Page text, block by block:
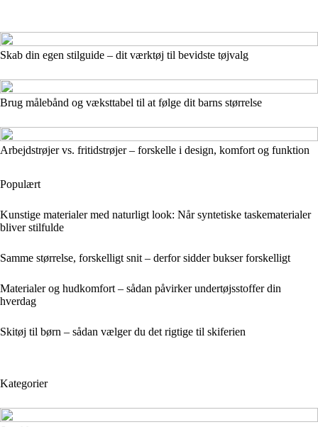
Skab din egen stilguide – dit værktøj til bevidste tøjvalg
Brug målebånd og væksttabel til at følge dit barns størrelse
Arbejdstrøjer vs. fritidstrøjer – forskelle i design, komfort og funktion
Populært
Kunstige materialer med naturligt look: Når syntetiske taskematerialer
bliver stilfulde
Samme størrelse, forskelligt snit – derfor sidder bukser forskelligt
Materialer og hudkomfort – sådan påvirker undertøjsstoffer din
hverdag
Skitøj til børn – sådan vælger du det rigtige til skiferien
Kategorier